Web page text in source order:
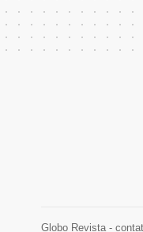
Globo Revista -